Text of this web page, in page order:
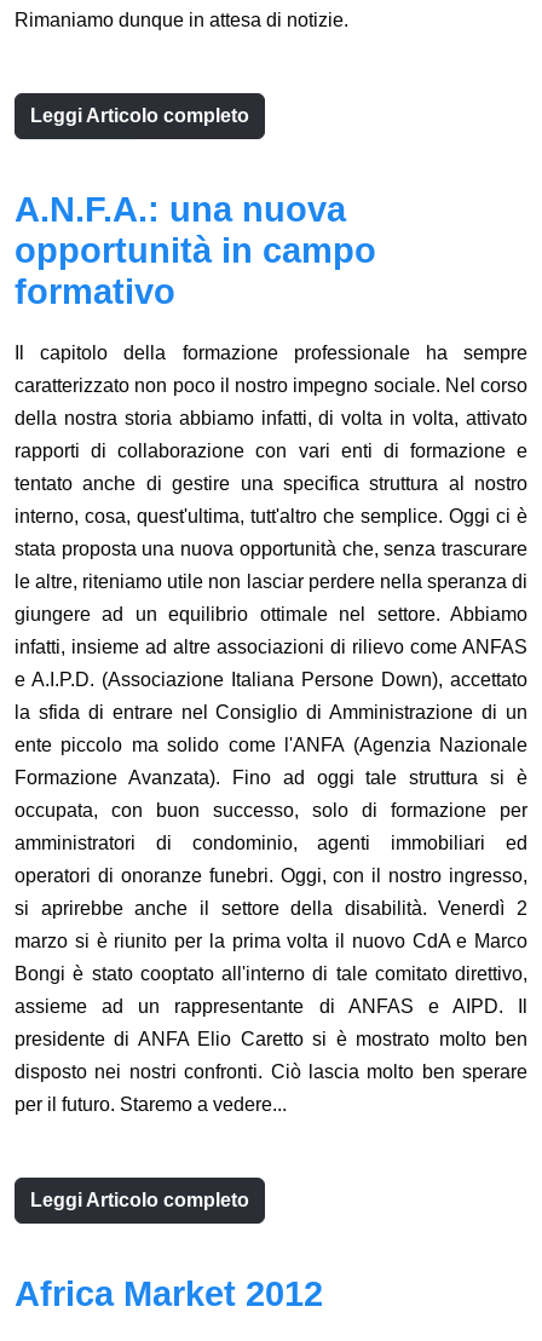
Rimaniamo dunque in attesa di notizie.
Leggi Articolo completo
A.N.F.A.: una nuova
opportunità in campo
formativo
Il capitolo della formazione professionale ha sempre
caratterizzato non poco il nostro impegno sociale. Nel corso
della nostra storia abbiamo infatti, di volta in volta, attivato
rapporti di collaborazione con vari enti di formazione e
tentato anche di gestire una specifica struttura al nostro
interno, cosa, quest'ultima, tutt'altro che semplice. Oggi ci è
stata proposta una nuova opportunità che, senza trascurare
le altre, riteniamo utile non lasciar perdere nella speranza di
giungere ad un equilibrio ottimale nel settore. Abbiamo
infatti, insieme ad altre associazioni di rilievo come ANFAS
e A.I.P.D. (Associazione Italiana Persone Down), accettato
la sfida di entrare nel Consiglio di Amministrazione di un
ente piccolo ma solido come l'ANFA (Agenzia Nazionale
Formazione Avanzata). Fino ad oggi tale struttura si è
occupata, con buon successo, solo di formazione per
amministratori di condominio, agenti immobiliari ed
operatori di onoranze funebri. Oggi, con il nostro ingresso,
si aprirebbe anche il settore della disabilità. Venerdì 2
marzo si è riunito per la prima volta il nuovo CdA e Marco
Bongi è stato cooptato all'interno di tale comitato direttivo,
assieme ad un rappresentante di ANFAS e AIPD. Il
presidente di ANFA Elio Caretto si è mostrato molto ben
disposto nei nostri confronti. Ciò lascia molto ben sperare
per il futuro. Staremo a vedere...
Leggi Articolo completo
Africa Market 2012